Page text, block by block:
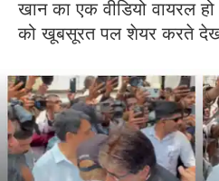
खान का एक वीडियो वायरल हो
को खूबसूरत पल शेयर करते